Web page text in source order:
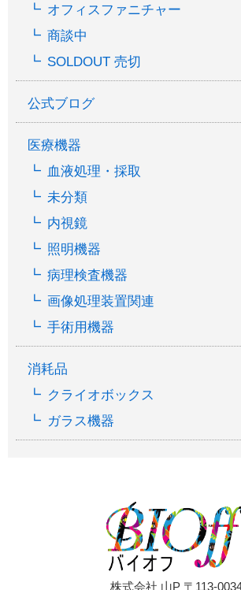
オフィスファニチャー
商談中
SOLDOUT 売切
公式ブログ
医療機器
血液処理・採取
未分類
内視鏡
照明機器
病理検査機器
画像処理装置関連
手術用機器
消耗品
クライオボックス
ガラス機器
株式会社 山P 〒113-